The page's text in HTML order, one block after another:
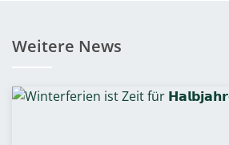
Weitere News